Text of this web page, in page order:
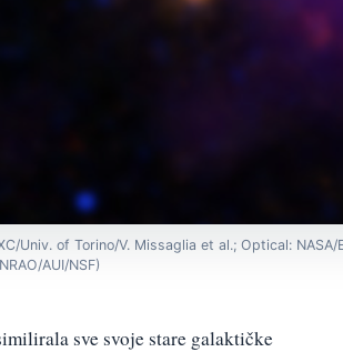
Univ. of Torino/V. Missaglia et al.; Optical: NASA/
AUI/NSF)
sve svoje stare galaktičke